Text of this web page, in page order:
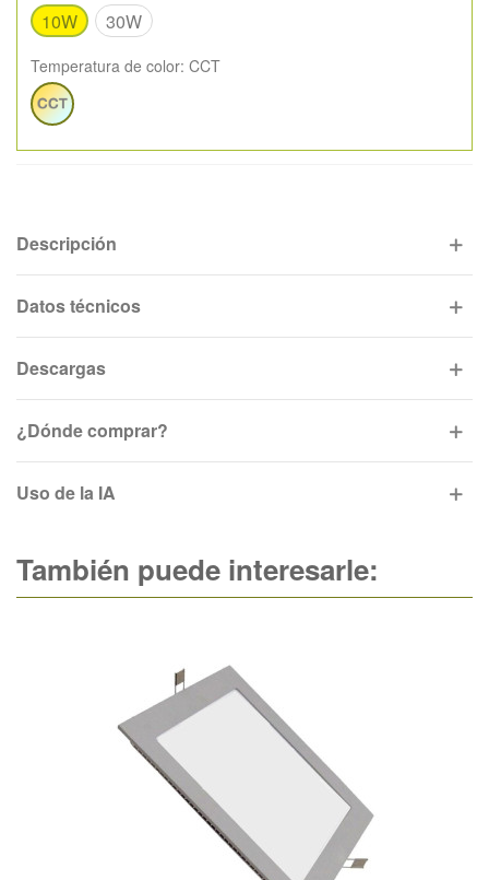
10W 30W
Temperatura de color: CCT
CCT
Descripción
Datos técnicos
Descargas
¿Dónde comprar?
Uso de la IA
También puede interesarle: